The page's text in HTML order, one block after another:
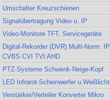
Umschalter Kreuzschienen
Signalübertragung Video u. IP
Video-Monitore TFT, Servicegeräte
Digital-Rekorder (DVR) Multi-Norm: IP
CVBS CVI TVI AHD
PTZ-Systeme Schwenk-Neige-Kopf
LED Infrarot-Scheinwerfer u.Weißlicht
Verstärker/Verteiler Konverter Mikro